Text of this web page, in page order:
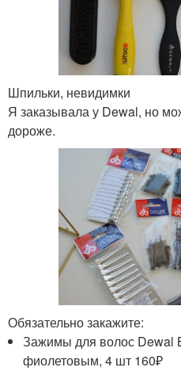
Шпильки, невидимки
Я заказывала у Dewal, но
дороже.
Обязательно закажите:
Зажимы для волос Dewal
фиолетовым, 4 шт 160₽